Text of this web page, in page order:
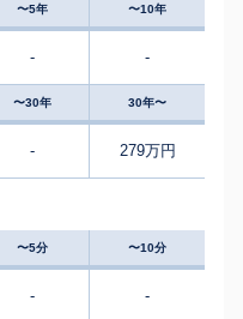
〜5年 〜10年
- -
〜30年 30年〜
- 279万円
〜5分 〜10分
- -